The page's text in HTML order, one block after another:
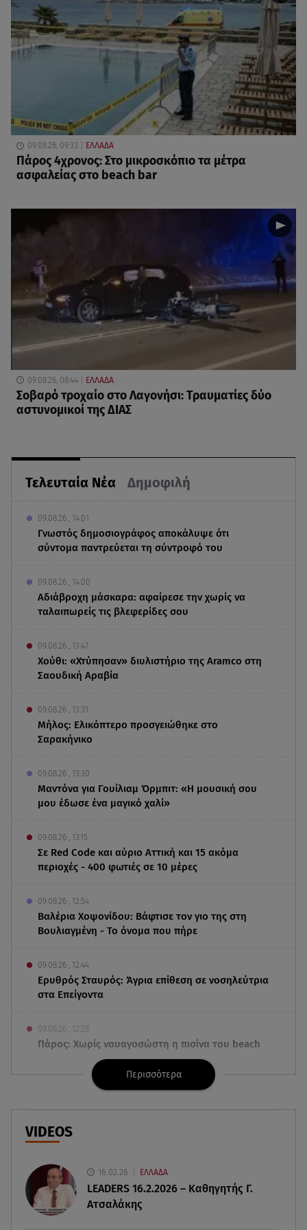
Τελευταία Νέα Δημοφιλή
09.08.26 , 14:01
Γνωστός δημοσιογράφος αποκάλυψε ότι
σύντομα παντρεύεται τη σύντροφό του
09.08.26 , 14:00
Αδιάβροχη μάσκαρα: αφαίρεσε την χωρίς να
ταλαιπωρείς τις βλεφερίδες σου
09.08.26 , 13:47
Χούθι: «Χτύπησαν» διυλιστήριο της Aramco στη
Σαουδική Αραβία
09.08.26 , 13:31
Μήλος: Ελικόπτερο προσγειώθηκε στο
Σαρακήνικο
09.08.26 , 13:30
Μαντόνα για Γουίλιαμ Όρμπιτ: «Η μουσική σου
μου έδωσε ένα μαγικό χαλί»
09.08.26 , 13:15
Σε Red Code και αύριο Αττική και 15 ακόμα
περιοχές - 400 φωτιές σε 10 μέρες
09.08.26 , 12:54
Βαλέρια Χοψονίδου: Βάφτισε τον γιο της στη
Βουλιαγμένη - Το όνομα που πήρε
09.08.26 , 12:44
Ερυθρός Σταυρός: Άγρια επίθεση σε νοσηλεύτρια
στα Επείγοντα
09.08.26 , 12:28
Πάρος: Χωρίς ναυαγοσώστη η πισίνα του beach
bar όπου πνίγηκε ο 4χρονος
Hyundai και Healthy Seas: Καθάρισαν 36 τόνους
Οι ερωτικές προβλέψεις για την εβδομάδα
10/08/2026 - 16/08/2026
Περισσότερα
VIDEOS
16.02.26 ΕΛΛΑΔΑ
LEADERS 16.2.2026 – Καθηγητής Γ.
Ατσαλάκης
09.08.26, 09:33 ΕΛΛΑΔΑ
Πάρος 4χρονος: Στο μικροσκόπιο τα μέτρα
ασφαλείας στο beach bar
09.08.26, 08:44 ΕΛΛΑΔΑ
Σοβαρό τροχαίο στο Λαγονήσι: Τραυματίες δύο
αστυνομικοί της ΔΙΑΣ